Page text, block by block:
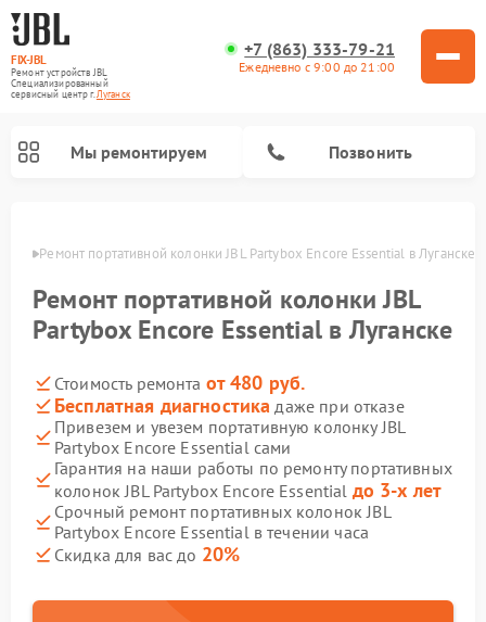
FIX-JBL
Ремонт устройств JBL
Специализированный
cервисный центр г.Луганск
+7 (863) 333-79-21
Ежедневно с 9:00 до 21:00
Мы ремонтируем Позвонить
Ремонт портативной колонки JBL Partybox Encore Essential в Луганске
Ремонт портативной колонки JBL
Partybox Encore Essential в Луганске
Стоимость ремонта от 480 руб.
Бесплатная диагностика даже при отказе
Привезем и увезем портативную колонку JBL
Partybox Encore Essential сами
Гарантия на наши работы по ремонту портативных
колонок JBL Partybox Encore Essential до 3-х лет
Срочный ремонт портативных колонок JBL
Partybox Encore Essential в течении часа
Скидка для вас до 20%